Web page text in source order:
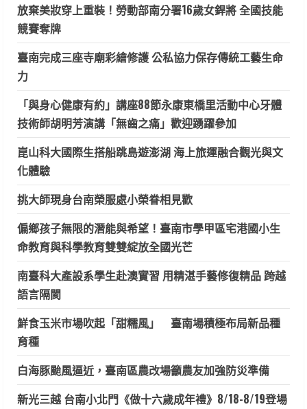
放棄美妝穿上重裝！勞動部南分署16歲女銲將 全國技能
競賽奪牌
臺南完成三座寺廟彩繪修護 公私協力保存傳統工藝生命
力
「與身心健康有約」講座88節永康東橋里活動中心牙體
技術師胡明芳演講「無齒之痛」歡迎踴躍參加
崑山科大國際生搭船跳島遊澎湖 海上旅運融合觀光與文
化體驗
挑大師現身台南榮服處小榮眷相見歡
偏鄉孩子無限的潛能與希望！臺南市學甲區宅港國小生
命教育與科學教育雙雙綻放全國光芒
南臺科大產設系學生赴澳實習 用精湛手藝修復精品 跨越
語言隔閡
鮮食玉米市場吹起「甜糯風」 臺南場積極布局新品種
育種
白海豚颱風逼近，臺南區農改場籲農友加強防災準備
新光三越 台南小北門《做十六歲成年禮》8/18-8/19登場